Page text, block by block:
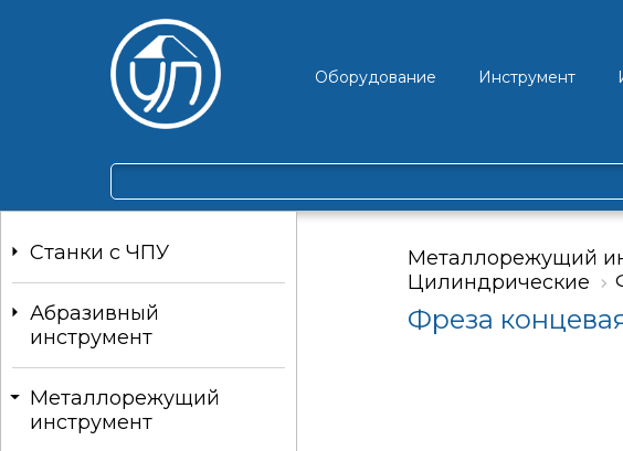
Оборудование Инструмент
Станки c ЧПУ
Абразивный
инструмент
Металлорежущий
инструмент
Металлорежущий
Цилиндрические
Фреза